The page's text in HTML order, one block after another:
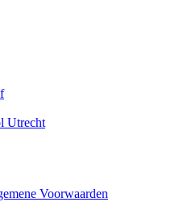
Utrecht
Voorwaarden